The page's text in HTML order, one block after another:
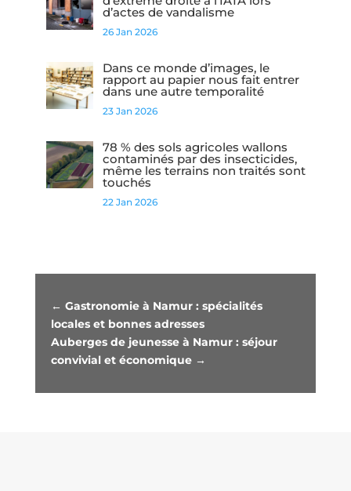
d’actes de vandalisme
26 Jan 2026
Dans ce monde d’images, le
rapport au papier nous fait entrer
dans une autre temporalité
23 Jan 2026
78 % des sols agricoles wallons
contaminés par des insecticides,
même les terrains non traités sont
touchés
22 Jan 2026
← Gastronomie à Namur : spécialités
locales et bonnes adresses
Auberges de jeunesse à Namur : séjour
convivial et économique→